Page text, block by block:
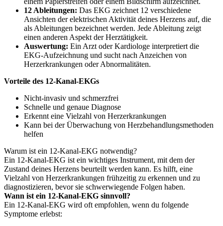
12 Ableitungen: Das EKG zeichnet 12 verschiedene
Ansichten der elektrischen Aktivität deines Herzens auf, die
als Ableitungen bezeichnet werden. Jede Ableitung zeigt
einen anderen Aspekt der Herztätigkeit.
Auswertung: Ein Arzt oder Kardiologe interpretiert die
EKG-Aufzeichnung und sucht nach Anzeichen von
Herzerkrankungen oder Abnormalitäten.
Vorteile des 12-Kanal-EKGs
Nicht-invasiv und schmerzfrei
Schnelle und genaue Diagnose
Erkennt eine Vielzahl von Herzerkrankungen
Kann bei der Überwachung von Herzbehandlungsmethoden
helfen
Warum ist ein 12-Kanal-EKG notwendig?
Ein 12-Kanal-EKG ist ein wichtiges Instrument, mit dem der
Zustand deines Herzens beurteilt werden kann. Es hilft, eine
Vielzahl von Herzerkrankungen frühzeitig zu erkennen und zu
diagnostizieren, bevor sie schwerwiegende Folgen haben.
Wann ist ein 12-Kanal-EKG sinnvoll?
Ein 12-Kanal-EKG wird oft empfohlen, wenn du folgende
Symptome erlebst: